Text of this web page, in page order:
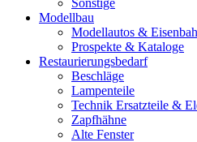
Sonstige
Modellbau
Modellautos &
Prospekte & Kataloge
Restaurierungsbedarf
Beschläge
Lampenteile
Technik Ersatzteile &
Zapfhähne
Alte Fenster